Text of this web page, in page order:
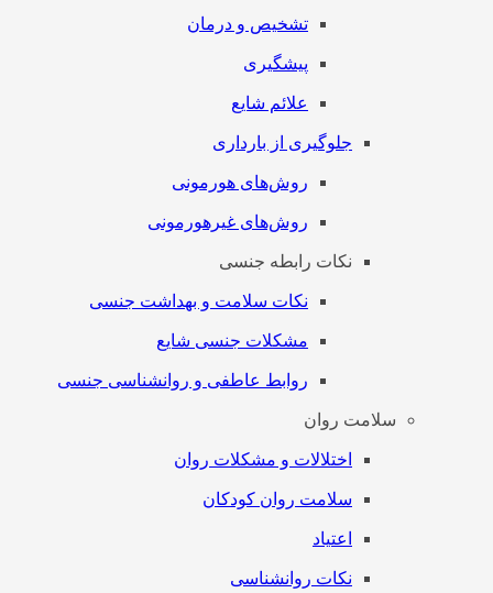
تشخیص و درمان
پیشگیری
علائم شایع
جلوگیری از بارداری
روش‌های هورمونی
روش‌های غیرهورمونی
نکات رابطه جنسی
نکات سلامت و بهداشت جنسی
مشکلات جنسی شایع
روابط عاطفی و روانشناسی جنسی
سلامت روان
اختلالات و مشکلات روان
سلامت روان کودکان
اعتیاد
نکات روانشناسی